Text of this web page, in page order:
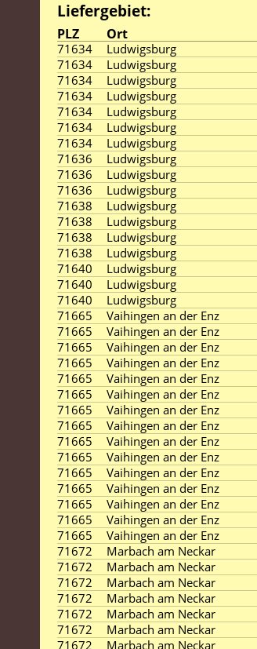
Liefergebiet:
PLZ Ort
71634 Ludwigsburg
71634
Ludwigsburg
71634
Ludwigsburg
71634
Ludwigsburg
71634
Ludwigsburg
71634
Ludwigsburg
71634
Ludwigsburg
71636
Ludwigsburg
71636
Ludwigsburg
71636
Ludwigsburg
71638
Ludwigsburg
71638
Ludwigsburg
71638
Ludwigsburg
71638
Ludwigsburg
71640
Ludwigsburg
71640
Ludwigsburg
71640
Ludwigsburg
71665
Vaihingen an der Enz
71665
Vaihingen an der Enz
71665
Vaihingen an der Enz
71665
Vaihingen an der Enz
71665
Vaihingen an der Enz
71665
Vaihingen an der Enz
71665
Vaihingen an der Enz
71665
Vaihingen an der Enz
71665
Vaihingen an der Enz
71665
Vaihingen an der Enz
71665
Vaihingen an der Enz
71665
Vaihingen an der Enz
71665
Vaihingen an der Enz
71665
Vaihingen an der Enz
71665
Vaihingen an der Enz
71672
Marbach am Neckar
71672
Marbach am Neckar
71672
Marbach am Neckar
71672
Marbach am Neckar
71672
Marbach am Neckar
71672
Marbach am Neckar
71672
Marbach am Neckar